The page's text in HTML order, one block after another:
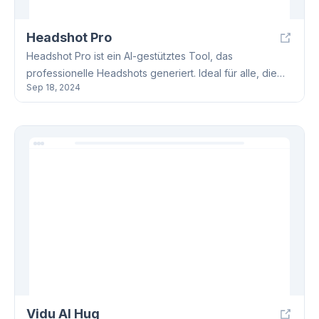
Headshot Pro
Headshot Pro ist ein AI-gestütztes Tool, das
professionelle Headshots generiert. Ideal für alle, die
ein hochwertiges Profilbild für ihre berufliche Nutzung
einfach hochwertige Fotos mit verschiedenen
Hintergründen und Outfits erstellen, ohne ein teures
Sep 18, 2024
Vidu AI Hug